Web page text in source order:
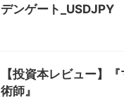
デンゲート_USDJPY
【投資本レビュー】
術師』